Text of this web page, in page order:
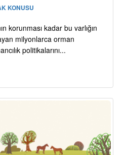
KONUSU
korunması kadar bu varlığın
milyonlarca orman
politikalarını...